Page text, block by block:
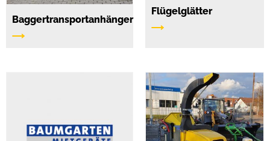
Baggertransportanhänger
Flügelglätter